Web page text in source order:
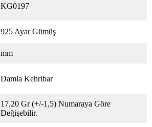
KG0197
925 Ayar Gümüş
mm
Damla Kehribar
17,20 Gr (+/-1,5) Numaraya Göre
Değişebilir.